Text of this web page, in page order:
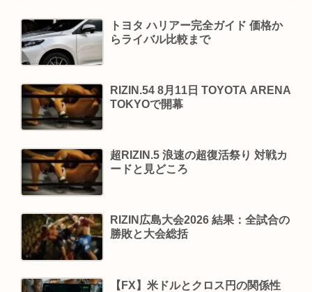
トヨタ ハリアー完全ガイド 価格か
らライバル比較まで
RIZIN.54 8月11日 TOYOTA ARENA
TOKYOで開幕
超RIZIN.5 浪速の超復活祭り 対戦カ
ードと見どころ
RIZIN広島大会2026 結果：全試合の
勝敗と大会総括
【FX】米ドルとクロス円の関係性